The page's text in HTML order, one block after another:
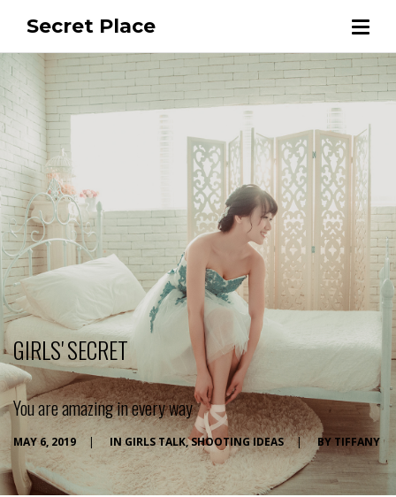
Secret Place
GIRLS' SECRET
You are amazing in every way
MAY 6, 2019 | INGIRLS TALK,SHOOTING IDEAS | BY TIFFANY